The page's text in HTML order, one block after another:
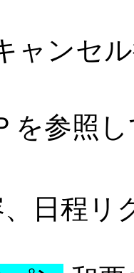
ャンセ
を参照
日程リ